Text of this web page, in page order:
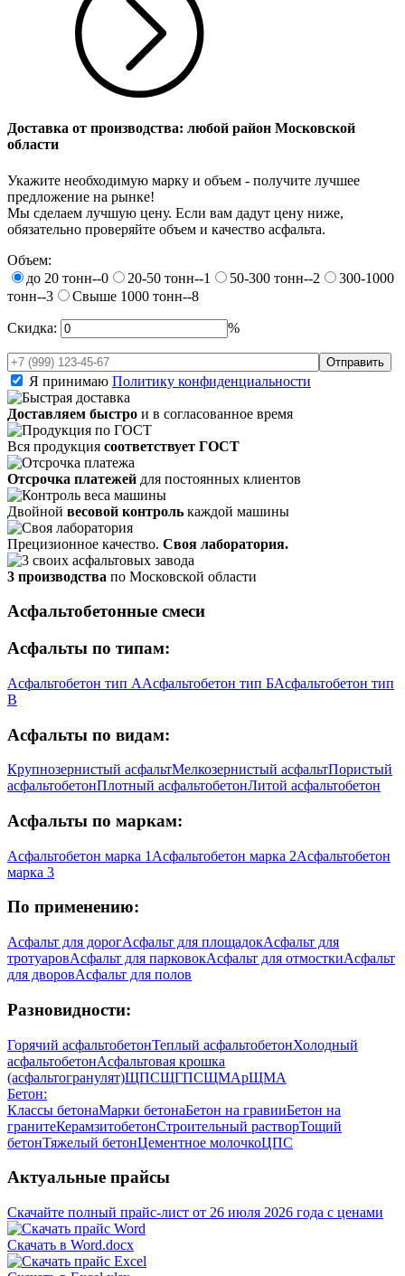
Доставка от производства: любой район Московской
области
Укажите необходимую марку и объем - получите лучшее
предложение на рынке!
Мы сделаем лучшую цену. Если вам дадут цену ниже,
обязательно проверяйте объем и качество асфальта.
Объем:
до 20 тонн--0
20-50 тонн--1 50-300 тонн--2
300-1000
тонн--3
Свыше 1000 тонн--8
Скидка: %
Я принимаю Политику конфиденциальности
Доставляем быстро и в согласованное время
Вся продукция соответствует ГОСТ
Отсрочка платежей для постоянных клиентов
Двойной весовой контроль каждой машины
Прецизионное качество. Своя лаборатория.
3 производства по Московской области
Асфальтобетонные смеси
Асфальты по типам:
Асфальтобетон тип ААсфальтобетон тип БАсфальтобетон тип
В
Асфальты по видам:
Крупнозернистый асфальтМелкозернистый асфальтПористый
асфальтобетонПлотный асфальтобетонЛитой асфальтобетон
Асфальты по маркам:
Асфальтобетон марка 1 Асфальтобетон марка 2Асфальтобетон
марка 3
По применению:
Асфальт для дорогАсфальт для площадокАсфальт для
тротуаровАсфальт для парковокАсфальт для отмосткиАсфальт
для дворовАсфальт для полов
Разновидности:
Горячий асфальтобетонТеплый асфальтобетонХолодный
асфальтобетонАсфальтовая крошка
(асфальтогранулят)ЩПСЩГПСЩМАрЩМА
Бетон:
Классы бетонаМарки бетонаБетон на гравииБетон на
гранитеКерамзитобетонСтроительный растворТощий
бетонТяжелый бетонЦементное молочкоЦПС
Актуальные прайсы
Скачайте полный прайс-лист от 26 июля 2026 года с ценами
Скачать в Word.docx